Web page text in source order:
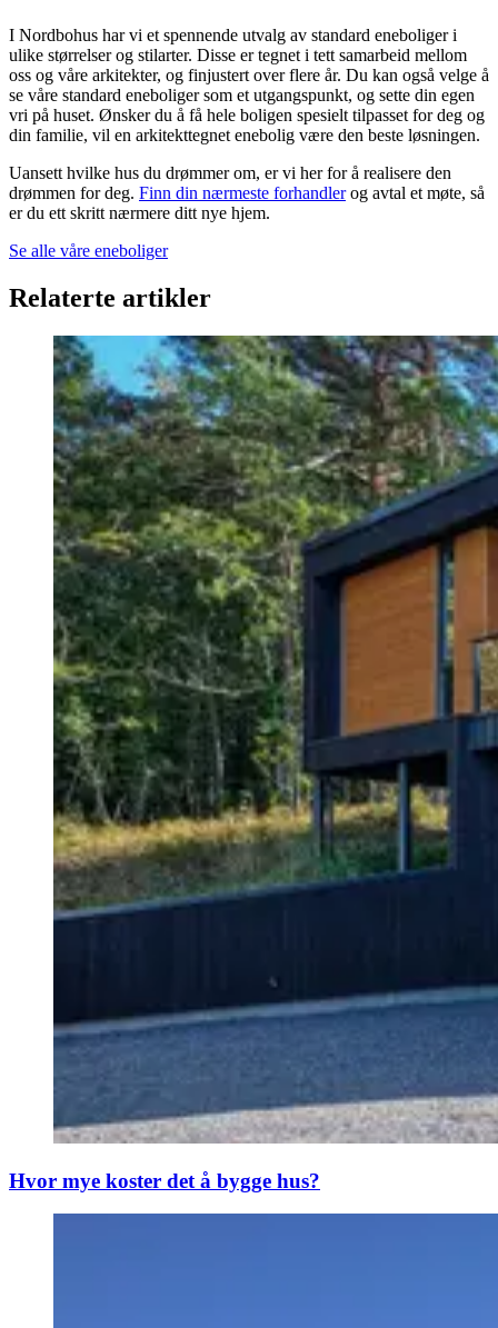
I Nordbohus har vi et spennende utvalg av standard eneboliger i
ulike størrelser og stilarter. Disse er tegnet i tett samarbeid mellom
oss og våre arkitekter, og finjustert over flere år. Du kan også velge å
se våre standard eneboliger som et utgangspunkt, og sette din egen
vri på huset. Ønsker du å få hele boligen spesielt tilpasset for deg og
din familie, vil en arkitekttegnet enebolig være den beste løsningen.
Uansett hvilke hus du drømmer om, er vi her for å realisere den
drømmen for deg. Finn din nærmeste forhandlerog avtal et møte, så
er du ett skritt nærmere ditt nye hjem.
Se alle våre eneboliger
Relaterte artikler
Hvor mye koster det å bygge hus?